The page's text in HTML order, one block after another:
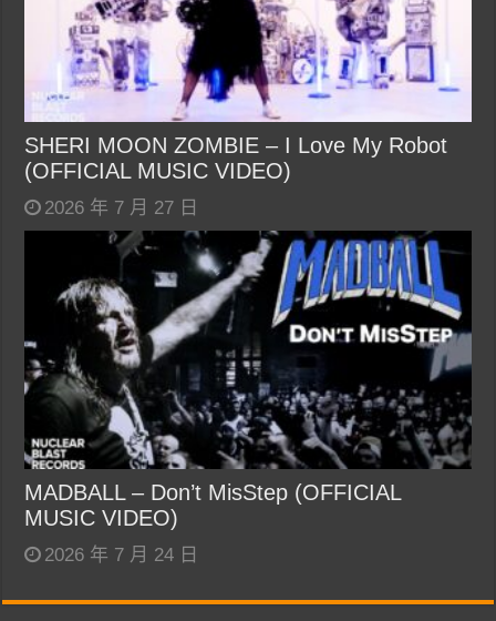
SHERI MOON ZOMBIE – I Love My Robot
(OFFICIAL MUSIC VIDEO)
2026 年 7 月 27 日
MADBALL – Don’t MisStep (OFFICIAL
MUSIC VIDEO)
2026 年 7 月 24 日